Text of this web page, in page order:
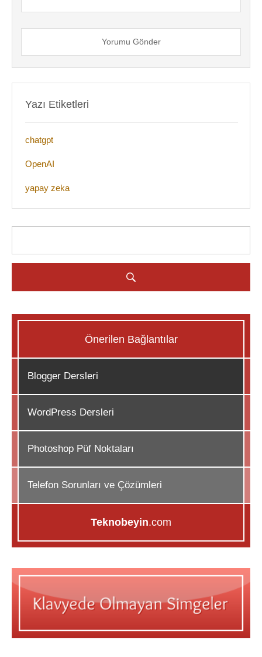
Yorumu Gönder
Yazı Etiketleri
chatgpt
OpenAI
yapay zeka
Önerilen Bağlantılar
Blogger Dersleri
WordPress Dersleri
Photoshop Püf Noktaları
Telefon Sorunları ve Çözümleri
Teknobeyin.com